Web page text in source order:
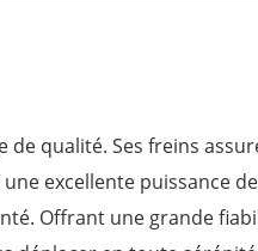
de qualité. Ses freins
excellente puissance de
Offrant une grande